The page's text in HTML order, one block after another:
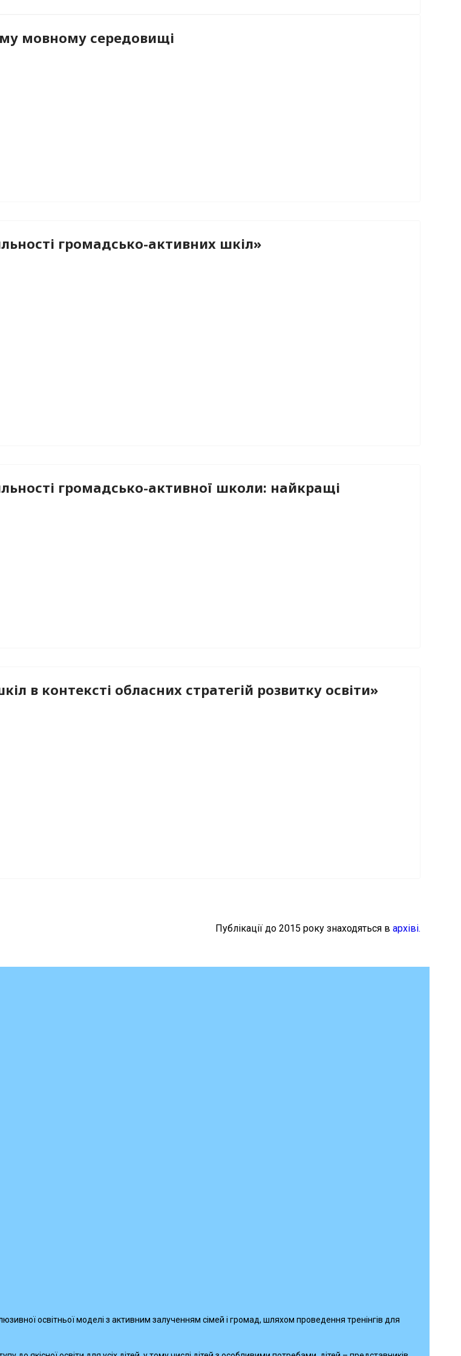
мовному середовищі
громадсько-активних шкіл»
громадсько-активної школи: найкращі
в контексті обласних стратегій розвитку освіти»
Публікації до 2015 року знаходяться в архіві.
освітньої моделі з активним залученням сімей і громад, шляхом проведення тренінгів для